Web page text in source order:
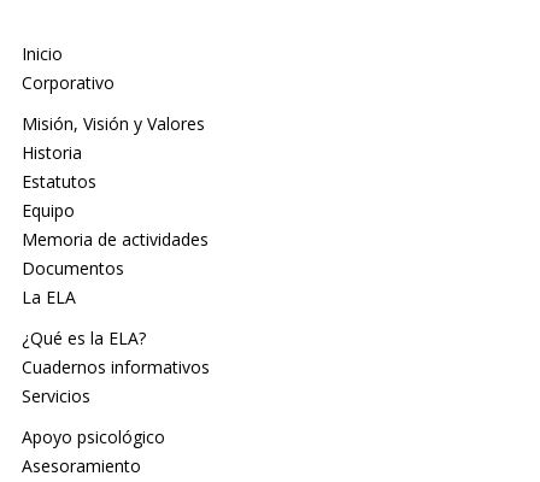
Inicio
Corporativo
Misión, Visión y Valores
Historia
Estatutos
Equipo
Memoria de actividades
Documentos
La ELA
¿Qué es la ELA?
Cuadernos informativos
Servicios
Apoyo psicológico
Asesoramiento